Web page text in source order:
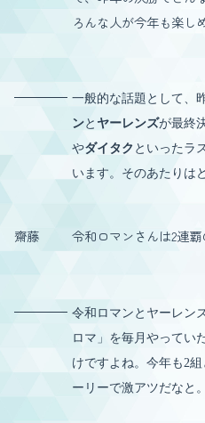
ろんな人が今年も楽し
一般的な話題として、
ンと ヤーレンズが最終
やダイタク といったラ
います。そのあたりは
齋藤 令和ロマンさんは2連覇
令和ロマンとヤーレン
ロマ」を毎月やってい
けですよね。今年も2
ーリーで激アツだなと。